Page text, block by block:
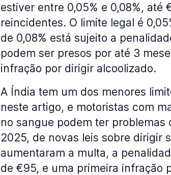
estiver entre 0,05% e 0,08%,
reincidentes. O limite legal é
de 0,08% está sujeito a
podem ser presos por até 3
infração por dirigir alcoolizado.
A Índia tem um dos menores
neste artigo, e motoristas com
no sangue podem ter problemas
2025, de novas leis sobre dirigir
aumentaram a multa, a
de €95, e uma primeira infração